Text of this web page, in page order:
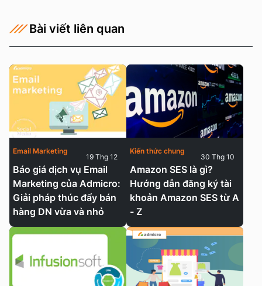
Bài viết liên quan
Báo giá dịch vụ Email
Marketing của Admicro:
Giải pháp thúc đẩy bán
hàng DN vừa và nhỏ
Email Marketing
19 Thg 12
Amazon SES là gì?
Hướng dẫn đăng ký tài
khoản Amazon SES từ A
- Z
Kiến thức chung
30 Thg 10